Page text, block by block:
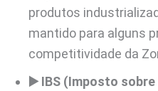
produtos
mantido para alguns
competitividade da
▶️ IBS (Imposto sobre